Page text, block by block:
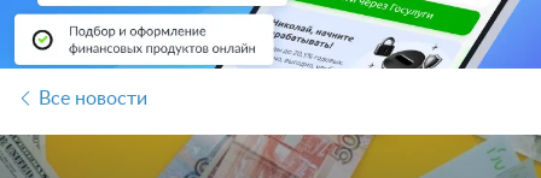
Все новости